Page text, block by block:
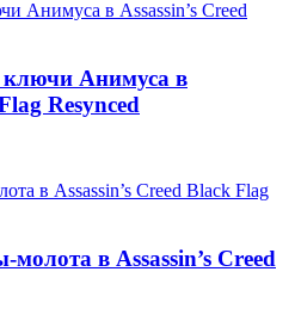
Анимуса в
Resynced
в Assassin’s Creed